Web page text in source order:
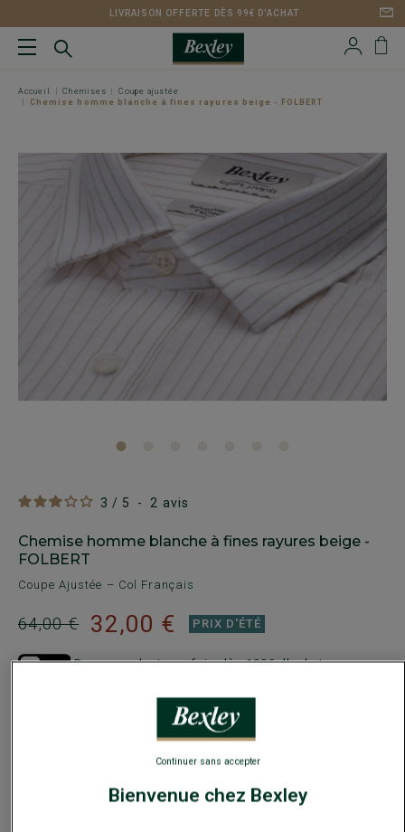
LIVRAISON OFFERTE DÈS 99€ D'ACHAT
Accueil Chemises
Coupe ajustée
Chemise homme blanche à fines rayures beige - FOLBERT
3 / 5 - 2 avis
Chemise homme blanche à fines rayures beige -
FOLBERT
Coupe Ajustée – Col Français
64,00 € 32,00 € PRIX D'ÉTÉ
Payez en plusieurs fois dès 199€ d'achat
COULEURS DISPONIBLES
Bienvenue chez Bexley
Continuer sans accepter